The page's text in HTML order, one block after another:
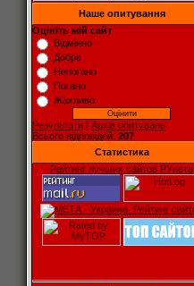
Наше опитування
Оцініть мій сайт
Відмінно
Добре
Непогано
Погано
Жахливо
Результати | Архів опитувань
Всього відповідей: 207
Статистика
Рейтинг лучших сайтов РУнета